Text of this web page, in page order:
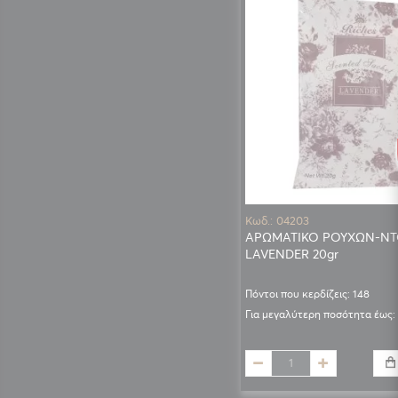
Κωδ.: 04203
ΑΡΩΜΑΤΙΚΟ ΡΟΥΧΩΝ-
LAVENDER 20gr
Πόντοι που κερδίζεις: 148
Για μεγαλύτερη ποσότητα έως: